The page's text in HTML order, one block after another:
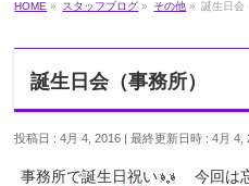
HOME » スタッフブログ » その他 » 誕生日会
誕生日会（事務所）
投稿日 : 4月 4, 2016 最終更新日時 : 4月 4,
事務所で誕生日祝い
今回は